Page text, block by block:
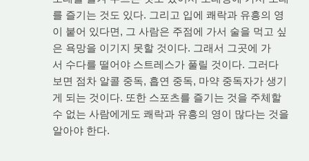
를 즐기는 것도 있다. 그리고 입에 쾌락과 유흥의 영
이 붙어 있다면, 그 사람은 주점에 가서 술을 먹고 싶
은 욕망을 이기지 못할 것이다. 그래서 그곳에 가
서 수다를 떨어야 스트레스가 풀릴 것이다. 그러다
보면 점차 알콜 중독, 흡연 중독, 마약 중독자가 생기
게 되는 것이다. 또한 스포츠를 즐기는 것을 주체할
수 없는 사람에게도 쾌락과 유흥의 영이 많다는 것을
알아야 한다.